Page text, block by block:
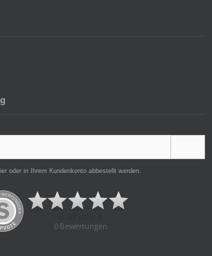
oder in Ihrem Kundenkonto abbestellt werden.